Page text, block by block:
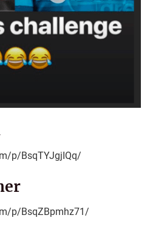
p/BsqTYJgjIQq/
p/BsqZBpmhz71/